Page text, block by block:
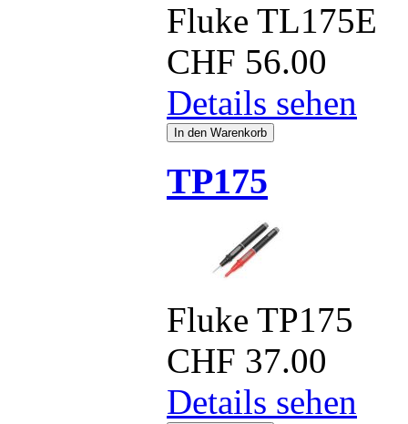
Fluke TL175E
CHF 56.00
Details sehen
TP175
Fluke TP175
CHF 37.00
Details sehen